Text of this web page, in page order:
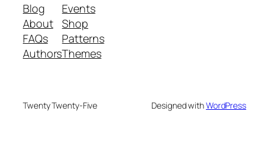
Blog
About
FAQs
Authors
Events
Shop
Patterns
Themes
Twenty Twenty-Five Designed withWordPress